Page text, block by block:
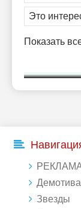
Это
Показать
Звезды